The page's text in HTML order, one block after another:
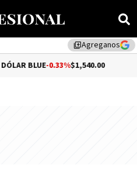
library_addAgreganos
-0.33%$1,540.00